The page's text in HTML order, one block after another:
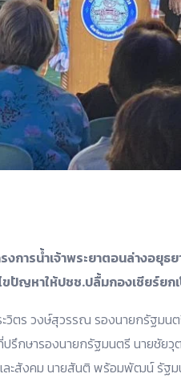
การน้ำเจ้าพระยาตอนล่างอยุธ
ขปัญหาให้ปชช.ปลื้มกองเชียร์ยก
วิตร วงษ์สุวรรณ รองนายกรัฐม
รึกษารองนายกรัฐมนตรี นายชัย
ละสังคม นายสันติ พร้อมพัฒน์ รัฐม